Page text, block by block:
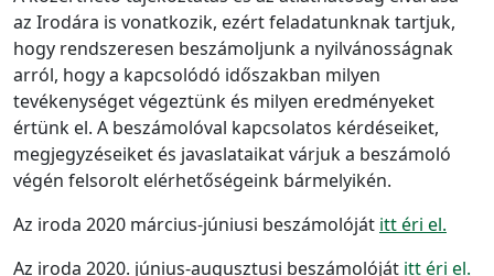
az Irodára is vonatkozik, ezért feladatunknak tartjuk,
hogy rendszeresen beszámoljunk a nyilvánosságnak
arról, hogy a kapcsolódó időszakban milyen
tevékenységet végeztünk és milyen eredményeket
értünk el. A beszámolóval kapcsolatos kérdéseiket,
megjegyzéseiket és javaslataikat várjuk a beszámoló
végén felsorolt elérhetőségeink bármelyikén.
Az iroda 2020 március-júniusi beszámolóját itt éri el.
Az iroda 2020. június-augusztusi beszámolóját itt éri el.